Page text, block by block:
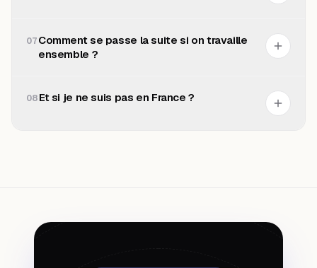
07Comment se passe la suite si on travaille
ensemble ?
08Et si je ne suis pas en France ?